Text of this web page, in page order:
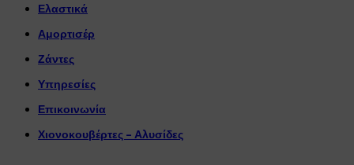
Ελαστικά
Αμορτισέρ
Ζάντες
Υπηρεσίες
Επικοινωνία
Χιονοκουβέρτες - Αλυσίδες